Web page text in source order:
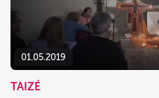
01.05.2019
TAIZÉ